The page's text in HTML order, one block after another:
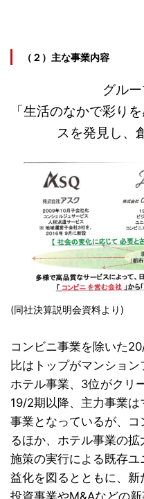
（２）主な事業内容
グル
「生活のなかで彩り
スを発見し、
(同社決算説明会資料より)
コンビニ事業を除いた
比はトップがマンショ
ホテル事業、3位がクリ
19/2期以降、主力事業
事業となっているが、
るほか、ホテル事業の
施策の実行による既存
益化を図るとともに、
投資事業やM&Aなどの